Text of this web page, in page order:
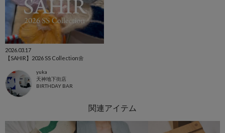
2026.03.17
【SAHIR】2026 SS Collection🌼
yuka
天神地下街店
BIRTHDAY BAR